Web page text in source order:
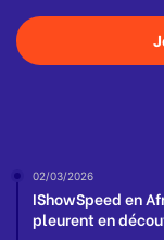
02/03/2026
IShowSpeed en
pleurent en